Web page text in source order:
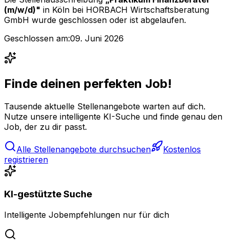
(m/w/d)" in Köln bei HORBACH Wirtschaftsberatung
GmbH wurde geschlossen oder ist abgelaufen.
Geschlossen am:09. Juni 2026
Finde deinen perfekten Job!
Tausende aktuelle Stellenangebote warten auf dich.
Nutze unsere intelligente KI-Suche und finde genau den
Job, der zu dir passt.
Alle Stellenangebote durchsuchen
Kostenlos
registrieren
KI-gestützte Suche
Intelligente Jobempfehlungen nur für dich